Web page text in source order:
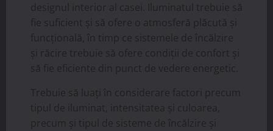
designul interior al casei. Iluminatul trebuie să
fie suficient și să ofere o atmosferă plăcută și
funcțională, în timp ce sistemele de încălzire
și răcire trebuie să ofere condiții de confort și
să fie eficiente din punct de vedere energetic.
Trebuie să luați în considerare factori precum
tipul de iluminat, intensitatea și culoarea,
precum și tipul de sisteme de încălzire și